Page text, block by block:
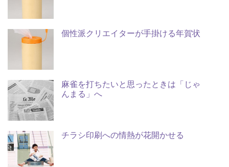
個性派クリエイターが手掛ける年賀状
麻雀を打ちたいと思ったときは「じゃ
んまる」へ
チラシ印刷への情熱が花開かせる